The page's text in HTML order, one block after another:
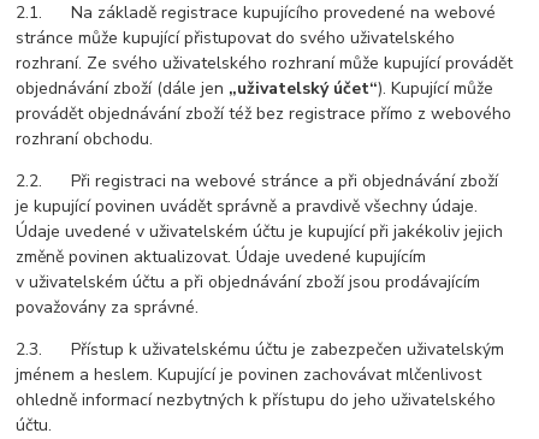
2.1. Na základě registrace kupujícího provedené na webové
stránce může kupující přistupovat do svého uživatelského
rozhraní. Ze svého uživatelského rozhraní může kupující provádět
objednávání zboží (dále jen „uživatelský účet“). Kupující může
provádět objednávání zboží též bez registrace přímo z webového
rozhraní obchodu.
2.2. Při registraci na webové stránce a při objednávání zboží
je kupující povinen uvádět správně a pravdivě všechny údaje.
Údaje uvedené v uživatelském účtu je kupující při jakékoliv jejich
změně povinen aktualizovat. Údaje uvedené kupujícím
v uživatelském účtu a při objednávání zboží jsou prodávajícím
považovány za správné.
2.3. Přístup k uživatelskému účtu je zabezpečen uživatelským
jménem a heslem. Kupující je povinen zachovávat mlčenlivost
ohledně informací nezbytných k přístupu do jeho uživatelského
účtu.